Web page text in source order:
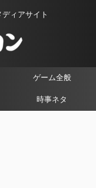
ィアサイト
ゲーム全般
時事ネタ